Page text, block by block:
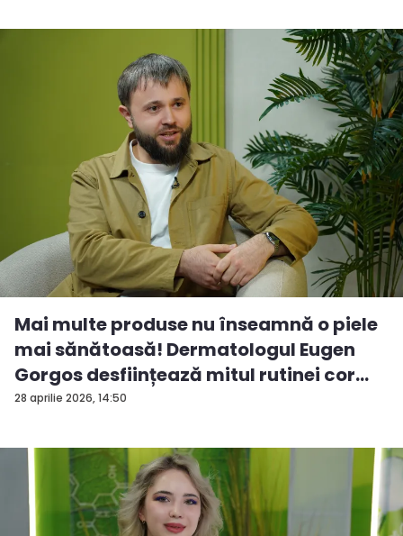
28 aprilie 2026, 14:50
Mai multe produse nu înseamnă o piele
mai sănătoasă! Dermatologul Eugen
Gorgos desființează mitul rutinei cor...